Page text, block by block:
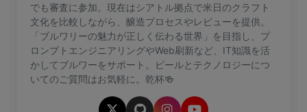
でも審査に参加。現在はシアトル拠点で米日のクラフト
文化を比較しながら、醸造プロセスやレビューを提供。
「ブルワリーの魅力が正しく伝わる世界」を目指し、プ
ロンプトエンジニアリングやWeb刷新など、IT知識を活
かしてブルワーをサポート。ビールとテクノロジーにつ
いてのご質問はお気軽に。乾杯🍻